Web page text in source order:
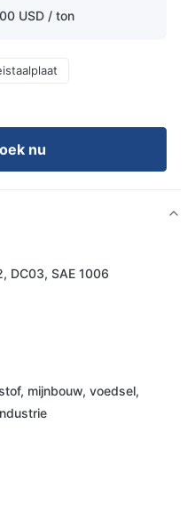
USD / ton
nu
DC03, SAE 1006
mijnbouw, voedsel,